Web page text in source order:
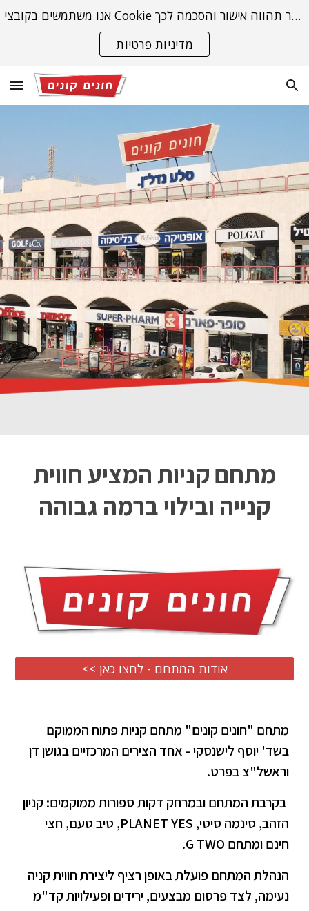
Skip to main content
אנו משתמשים בקובצי Cookie כדי להבטיח שנספק לך את חוויית הגלישה הטובה ביותר באתר שלנו. המשך גלישתך באתר תהווה אישור והסכמה לכך.
מדיניות פרטיות
מתחם קניות המציע חווית
קנייה ובילוי ברמה גבוהה
<< אודות המתחם - לחצו כאן
מתחם "חונים קונים" מתחם קניות פתוח הממוקם
בשד' יוסף לישנסקי - אחד הצירים המרכזיים בגושן דן
וראשל"צ בפרט.
בקרבת המתחם ובמרחק דקות ספורות ממוקמים: קניון
הזהב, סינמה סיטי, PLANET YES, טיב טעם, חצי
חינם ומתחם G TWO.
הנהלת המתחם פועלת באופן רציף ליצירת חווית קניה
נעימה, לצד פרסום מבצעים, ירידים ופעילויות קד"מ